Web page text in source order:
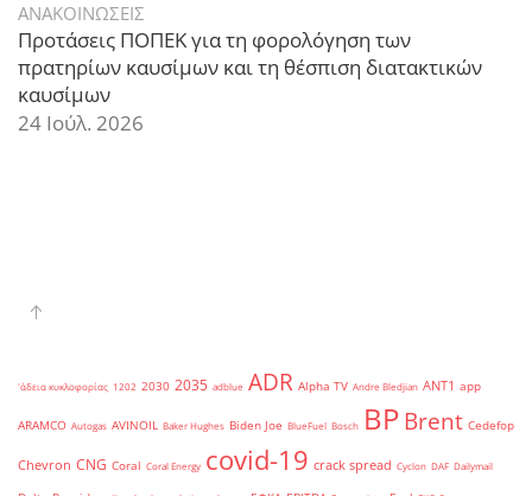
ΑΝΑΚΟΙΝΩΣΕΙΣ
Προτάσεις ΠΟΠΕΚ για τη φορολόγηση των
πρατηρίων καυσίμων και τη θέσπιση διατακτικών
καυσίμων
24 Ιούλ. 2026
'άδεια κυκλοφορίας 1202 2030 2035 adblue ADR Alpha TV Andre Bledjian ANT1 app
ARAMCO Autogas AVINOIL Baker Hughes Biden Joe BlueFuel Bosch BPBrent Cedefop
Chevron CNG Coral Coral Energy covid-19 crack spread Cyclon DAF Dailymail